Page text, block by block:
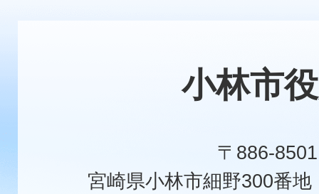
小林市
〒886-8501
宮崎県小林市細野300番